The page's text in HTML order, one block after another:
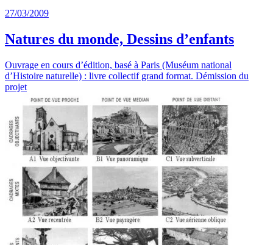
27/03/2009
Natures du monde, Dessins d’enfants
Ouvrage en cours d’édition, basé à Paris (Muséum national
d’Histoire naturelle) : livre collectif grand format. Démission du
projet